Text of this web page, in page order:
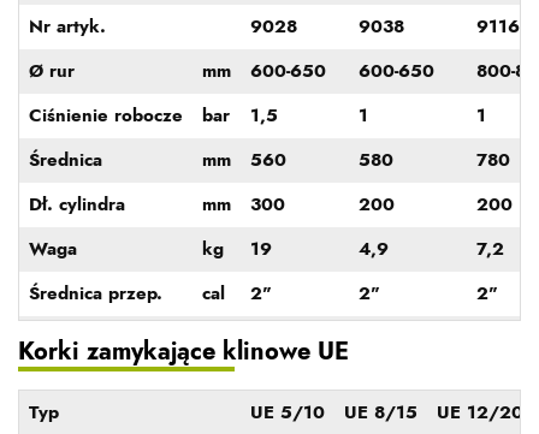
Nr artyk. 9028 9038 9116
Ø rur mm 600-650 600-650 800-
Ciśnienie robocze bar 1,5 1 1
Średnica mm 560 580 780
Dł. cylindra mm 300 200 200
Waga kg 19 4,9 7,2
Średnica przep. cal 2" 2" 2"
Korki zamykające klinowe UE
Typ UE 5/10 UE 8/15 UE 12/20